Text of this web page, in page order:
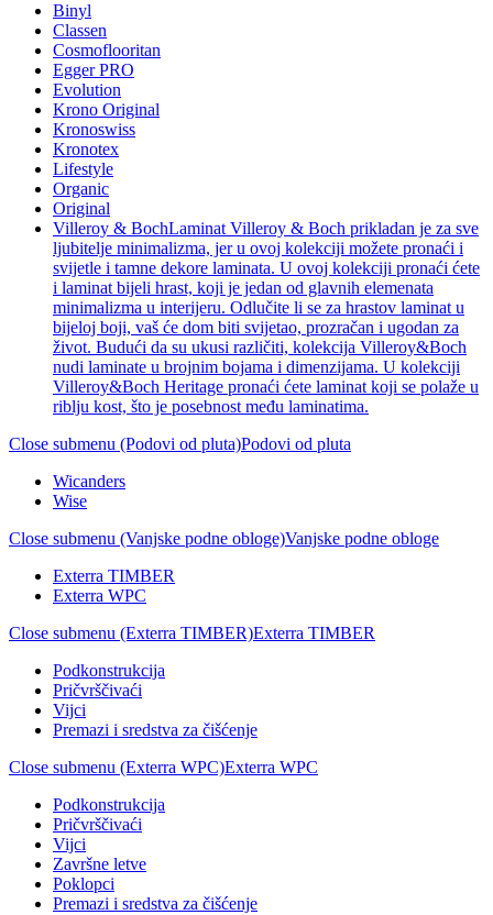
Binyl
Classen
Cosmoflooritan
Egger PRO
Evolution
Krono Original
Kronoswiss
Kronotex
Lifestyle
Organic
Original
Villeroy & BochLaminat Villeroy & Boch prikladan je za sve
ljubitelje minimalizma, jer u ovoj kolekciji možete pronaći i
svijetle i tamne dekore laminata. U ovoj kolekciji pronaći ćete
i laminat bijeli hrast, koji je jedan od glavnih elemenata
minimalizma u interijeru. Odlučite li se za hrastov laminat u
bijeloj boji, vaš će dom biti svijetao, prozračan i ugodan za
život. Budući da su ukusi različiti, kolekcija Villeroy&Boch
nudi laminate u brojnim bojama i dimenzijama. U kolekciji
Villeroy&Boch Heritage pronaći ćete laminat koji se polaže u
riblju kost, što je posebnost među laminatima.
Close submenu (Podovi od pluta)Podovi od pluta
Wicanders
Wise
Close submenu (Vanjske podne obloge)Vanjske podne obloge
Exterra TIMBER
Exterra WPC
Close submenu (Exterra TIMBER)Exterra TIMBER
Podkonstrukcija
Pričvrščivaći
Vijci
Premazi i sredstva za čišćenje
Close submenu (Exterra WPC)Exterra WPC
Podkonstrukcija
Pričvrščivaći
Vijci
Završne letve
Poklopci
Premazi i sredstva za čišćenje